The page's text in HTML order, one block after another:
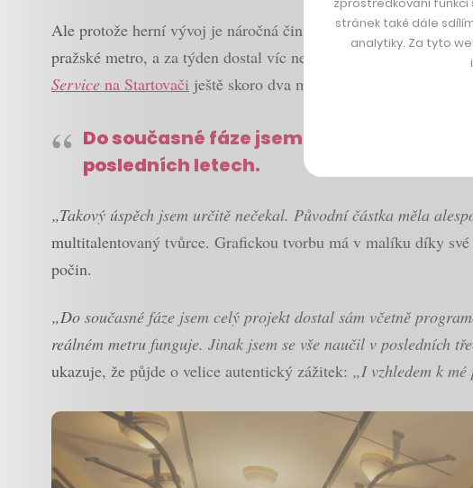
Ale protože herní vývoj je náročná činnost, rozhodl se Vojta
pražské metro, a za týden dostal víc než čtyřikrát tolik. V
Service na Startovači ještě skoro dva měsíce poběží.
Do současné fáze jsem hru dostal sám
posledních letech.
„Takový úspěch jsem určitě nečekal. Původní částka měla
multitalentovaný tvůrce. Grafickou tvorbu má v malíku díky
počin.
„Do současné fáze jsem celý projekt dostal sám včetně
reálném metru funguje. Jinak jsem se vše naučil v posledních
ukazuje, že půjde o velice autentický zážitek: „I vzhledem k
stránek také dále
analytiky. Za tyto